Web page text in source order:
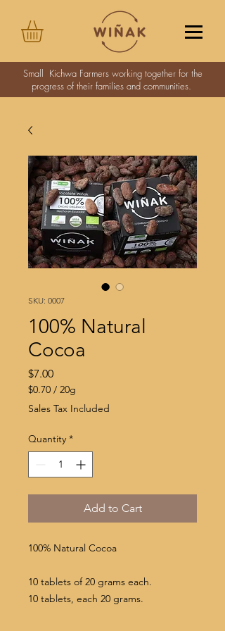
Small Kichwa Farmers working together for the
progress of their families and communities.
SKU: 0007
100% Natural
Cocoa
$7.00Price
$0.70 / 20g
$0.70
Grams
Sales Tax Included
Quantity *
Add to Cart
100% Natural Cocoa
10 tablets of 20 grams each.
10 tablets, each 20 grams.